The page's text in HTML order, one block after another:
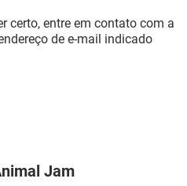
certo, entre em contato com a
de e-mail indicado
Jam